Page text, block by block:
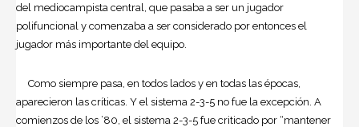
del mediocampista central, que pasaba a ser un jugador
polifuncional y comenzaba a ser considerado por entonces el
jugador más importante del equipo.
Como siempre pasa, en todos lados y en todas las épocas,
aparecieron las críticas. Y el sistema 2-3-5 no fue la excepción. A
comienzos de los ’80, el sistema 2-3-5 fue criticado por “mantener